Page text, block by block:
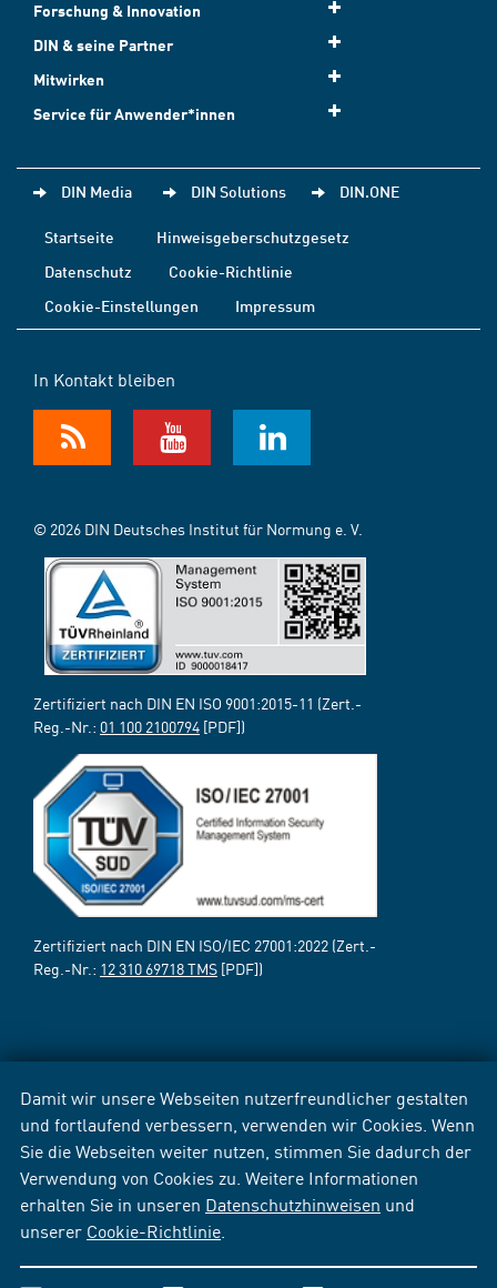
Damit wir unsere Webseiten nutzerfreundlicher gestalten
und fortlaufend verbessern, verwenden wir Cookies. Wenn
Sie die Webseiten weiter nutzen, stimmen Sie dadurch der
Verwendung von Cookies zu. Weitere Informationen
erhalten Sie in unseren Datenschutzhinweisen und
unserer Cookie-Richtlinie
Forschung & Innovation
DIN & seine Partner
Mitwirken
Service für Anwender*innen
DIN Media DIN Solutions DIN.ONE
Startseite
Hinweisgeberschutzgesetz
Datenschutz
Cookie-Richtlinie
Cookie-Einstellungen
Impressum
In Kontakt bleiben
© 2026 DIN Deutsches Institut für Normung e. V.
Zertifiziert nach DIN EN ISO 9001:2015-11 (Zert.-
Reg.-Nr.: 01 100 2100794 [PDF])
Zertifiziert nach DIN EN ISO/IEC 27001:2022 (Zert.-
Reg.-Nr.: 12 310 69718 TMS [PDF])